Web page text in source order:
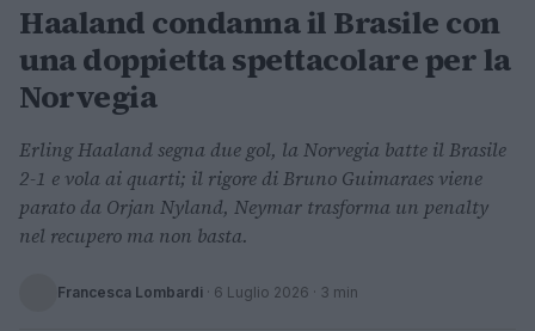
Haaland condanna il Brasile con
una doppietta spettacolare per la
Norvegia
Erling Haaland segna due gol, la Norvegia batte il Brasile
2-1 e vola ai quarti; il rigore di Bruno Guimaraes viene
parato da Orjan Nyland, Neymar trasforma un penalty
nel recupero ma non basta.
Francesca Lombardi · 6 Luglio 2026 · 3 min